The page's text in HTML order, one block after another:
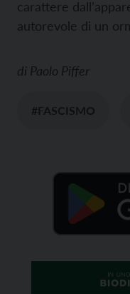
carattere
autorevole di un
di Paolo Piffer
#FASCISMO